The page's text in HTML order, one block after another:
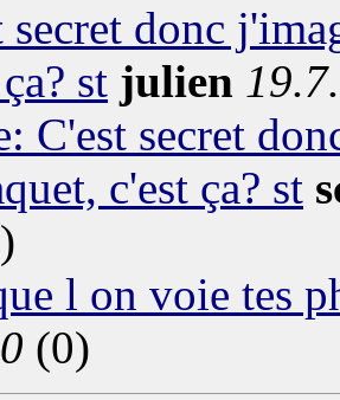
secret donc
st julien
C'est secret
c'est ça? st
l on voie tes
(0)